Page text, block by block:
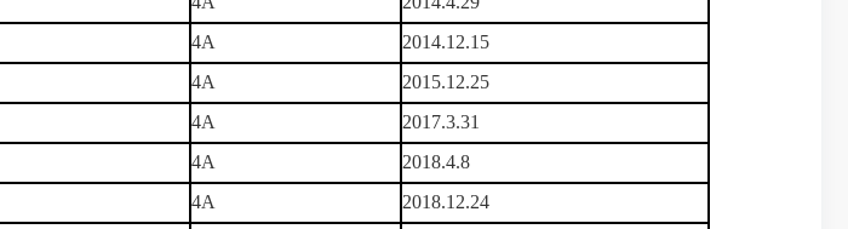
4A
2014.12.15
4A
2015.12.25
4A
2017.3.31
4A
2018.4.8
4A
2018.12.24